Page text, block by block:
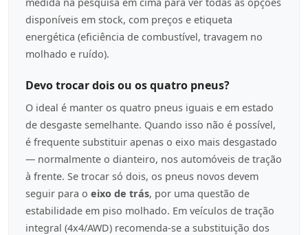
disponíveis em stock, com preços e etiqueta
energética (eficiência de combustível, travagem no
molhado e ruído).
Devo trocar dois ou os quatro pneus?
O ideal é manter os quatro pneus iguais e em estado
de desgaste semelhante. Quando isso não é possível,
é frequente substituir apenas o eixo mais desgastado
— normalmente o dianteiro, nos automóveis de tração
à frente. Se trocar só dois, os pneus novos devem
seguir para o eixo de trás, por uma questão de
estabilidade em piso molhado. Em veículos de tração
integral (4x4/AWD) recomenda-se a substituição dos